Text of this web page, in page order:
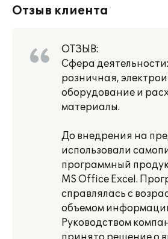
Отзыв клиента
ОТЗЫВ:
Сфера
розничная,
оборудование и
материалы.
До внедрения на
использовали
программный
MS Office Excel.
справлялась с
объемом
Руководством